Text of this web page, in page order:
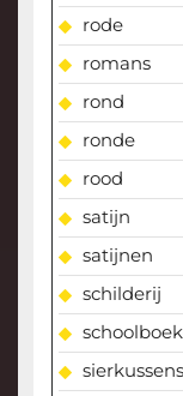
rode
romans
rond
ronde
rood
satijn
satijnen
schilderij
sierkussens